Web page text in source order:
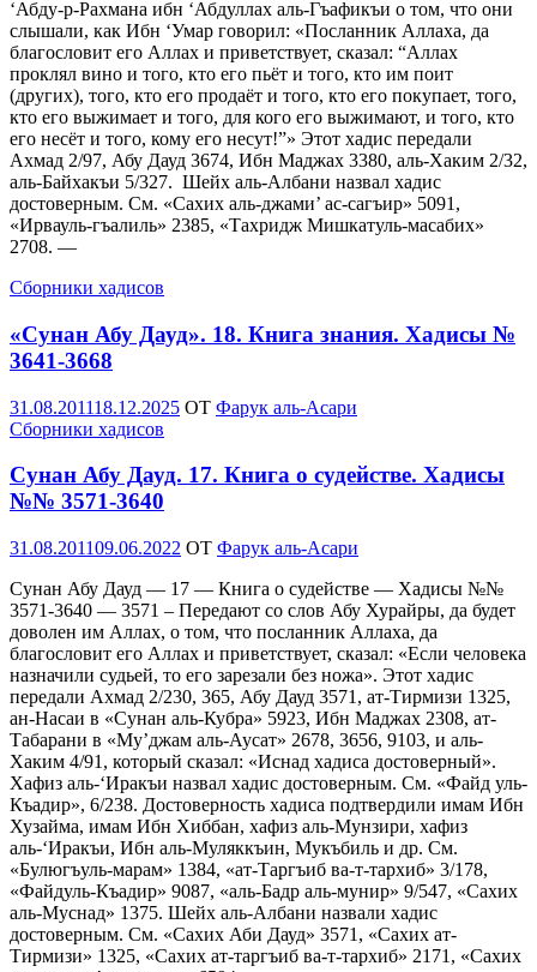
‘Абду-р-Рахмана ибн ‘Абдуллах аль-Гъафикъи о том, что они
слышали, как Ибн ‘Умар говорил: «Посланник Аллаха, да
благословит его Аллах и приветствует, сказал: “Аллах
проклял вино и того, кто его пьёт и того, кто им поит
(других), того, кто его продаёт и того, кто его покупает, того,
кто его выжимает и того, для кого его выжимают, и того, кто
его несёт и того, кому его несут!”» Этот хадис передали
Ахмад 2/97, Абу Дауд 3674, Ибн Маджах 3380, аль-Хаким 2/32,
аль-Байхакъи 5/327. Шейх аль-Албани назвал хадис
достоверным. См. «Сахих аль-джами’ ас-сагъир» 5091,
«Ирвауль-гъалиль» 2385, «Тахридж Мишкатуль-масабих»
2708. —
Сборники хадисов
«Сунан Абу Дауд». 18. Книга знания. Хадисы №
3641-3668
Опубликовано
31.08.201118.12.2025 OT Фарук аль-Асари
Сборники хадисов
Сунан Абу Дауд. 17. Книга о судействе. Хадисы
№№ 3571-3640
Опубликовано
31.08.201109.06.2022 OT Фарук аль-Асари
Сунан Абу Дауд — 17 — Книга о судействе — Хадисы №№
3571-3640 — 3571 – Передают со слов Абу Хурайры, да будет
доволен им Аллах, о том, что посланник Аллаха, да
благословит его Аллах и приветствует, сказал: «Если человека
назначили судьей, то его зарезали без ножа». Этот хадис
передали Ахмад 2/230, 365, Абу Дауд 3571, ат-Тирмизи 1325,
ан-Насаи в «Сунан аль-Кубра» 5923, Ибн Маджах 2308, ат-
Табарани в «Му’джам аль-Аусат» 2678, 3656, 9103, и аль-
Хаким 4/91, который сказал: «Иснад хадиса достоверный».
Хафиз аль-‘Иракъи назвал хадис достоверным. См. «Файд уль-
Къадир», 6/238. Достоверность хадиса подтвердили имам Ибн
Хузайма, имам Ибн Хиббан, хафиз аль-Мунзири, хафиз
аль-‘Иракъи, Ибн аль-Муляккъин, Мукъбиль и др. См.
«Булюгъуль-марам» 1384, «ат-Таргъиб ва-т-тархиб» 3/178,
«Файдуль-Къадир» 9087, «аль-Бадр аль-мунир» 9/547, «Сахих
аль-Муснад» 1375. Шейх аль-Албани назвали хадис
достоверным. См. «Сахих Аби Дауд» 3571, «Сахих ат-
Тирмизи» 1325, «Сахих ат-таргъиб ва-т-тархиб» 2171, «Сахих